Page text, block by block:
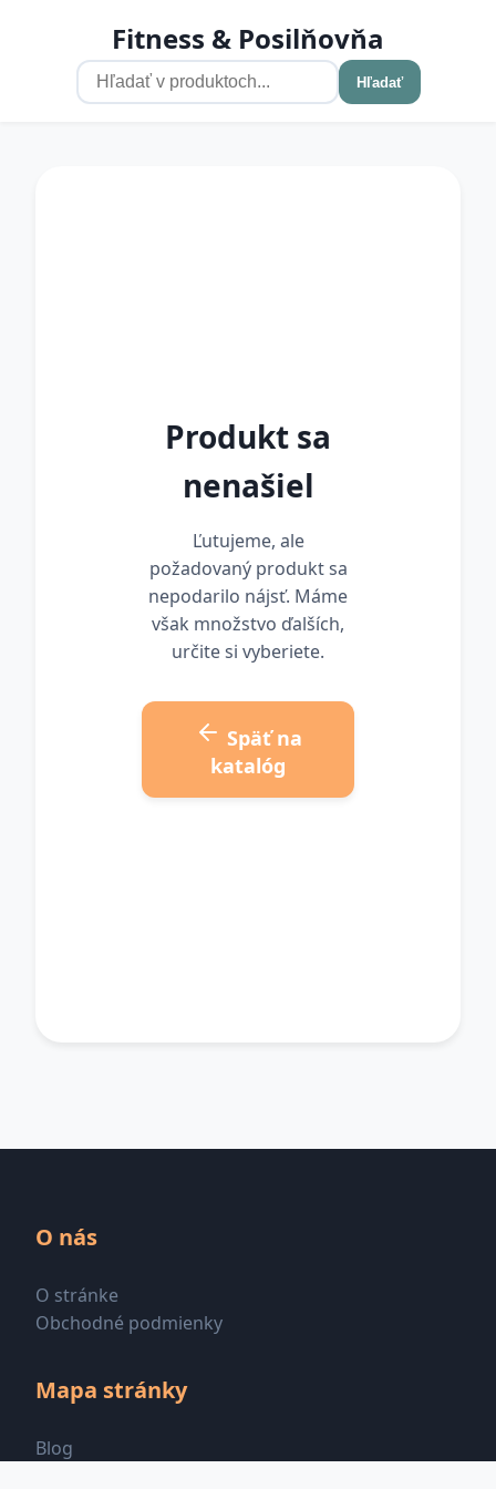
Fitness & Posilňovňa
Hľadať
Produkt sa
nenašiel
Ľutujeme, ale
požadovaný produkt sa
nepodarilo nájsť. Máme
však množstvo ďalších,
určite si vyberiete.
Späť na
katalóg
O nás
O stránke
Obchodné podmienky
Mapa stránky
Blog